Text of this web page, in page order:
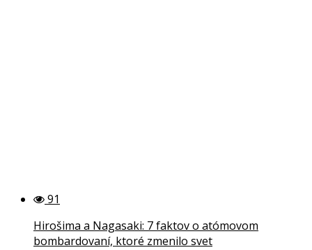
91
Hirošima a Nagasaki: 7 faktov o atómovom
bombardovaní, ktoré zmenilo svet